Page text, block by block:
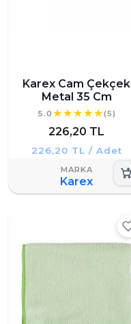
Karex Cam Çekçek
Metal 35 Cm
5.0 (5)
226,20 TL
226,20 TL / Adet
Karex